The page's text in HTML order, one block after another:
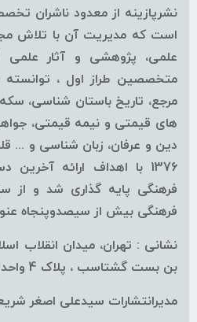
نشرپازینه از معدود
است که مدیریت آن با تلاش
علمی، پژوهشی و آثار
متخصصین طراز اول ،
مرجع، تاریخ باستان شناسی،
های قیمتی و نیمه قیمتی،
دین و عرفان، زبان شناسی و ...
1376 با اهداف ارائه
فرهنگی بیش از سیصدوپنجاه
نشانی : تهران، میدان انقلاب
بن بست گشتاسب ، پلاک 4 واحد1
مدیرانتشارات سیدعلی اصغر